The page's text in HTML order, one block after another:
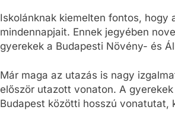
Iskolánknak kiemelten fontos, hogy
mindennapjait. Ennek jegyében
gyerekek a Budapesti Növény- és
Már maga az utazás is nagy
először utazott vonaton. A
Budapest közötti hosszú vonatutat,